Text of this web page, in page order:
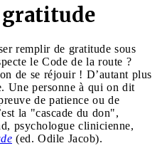
gratitude
remplir de gratitude sous
le Code de la route ?
de se réjouir ! D’autant plus
Une personne à qui on dit
de patience ou de
la "cascade du don",
psychologue clinicienne,
(ed. Odile Jacob).